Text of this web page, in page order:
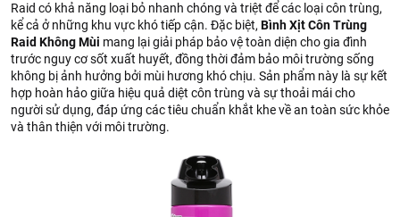
Raid có khả năng loại bỏ nhanh chóng và triệt để các loại côn trùng,
kể cả ở những khu vực khó tiếp cận. Đặc biệt, Bình Xịt Côn Trùng
Raid Không Mùi mang lại giải pháp bảo vệ toàn diện cho gia đình
trước nguy cơ sốt xuất huyết, đồng thời đảm bảo môi trường sống
không bị ảnh hưởng bởi mùi hương khó chịu. Sản phẩm này là sự kết
hợp hoàn hảo giữa hiệu quả diệt côn trùng và sự thoải mái cho
người sử dụng, đáp ứng các tiêu chuẩn khắt khe về an toàn sức khỏe
và thân thiện với môi trường.